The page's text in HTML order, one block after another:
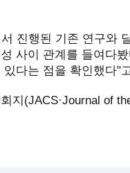
진행된 기존 연구와
사이 관계를 들여다
다는 점을 확인했다"
지(JACS·Journal of